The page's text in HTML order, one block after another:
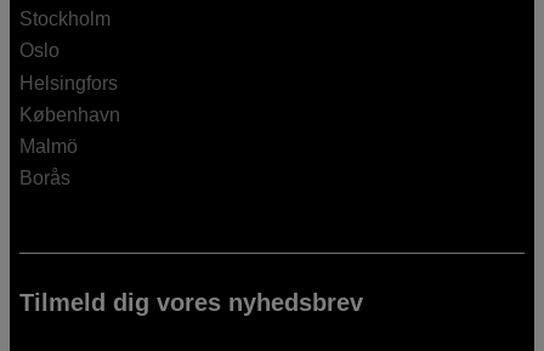
Stockholm
Oslo
Helsingfors
København
Malmö
Borås
Tilmeld dig vores nyhedsbrev